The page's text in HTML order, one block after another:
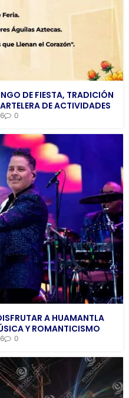
DE FIESTA, TRADICIÓN
DE ACTIVIDADES
0
A HUAMANTLA
Y ROMANTICISMO
0